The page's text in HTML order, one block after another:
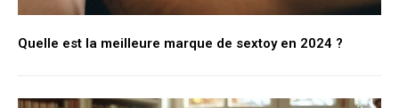
Quelle est la meilleure marque de sextoy en 2024 ?